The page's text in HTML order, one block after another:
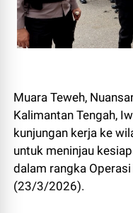
Muara Teweh,
Kalimantan Tengah,
kunjungan kerja ke
untuk meninjau
dalam rangka
(23/3/2026).